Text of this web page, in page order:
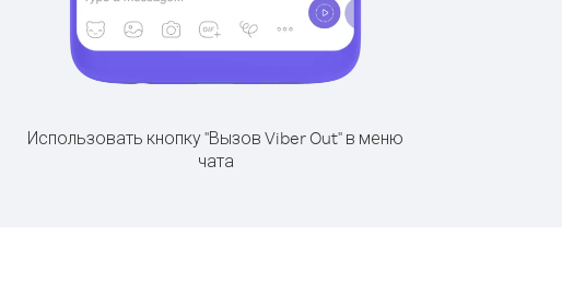
Использовать кнопку "Вызов Viber Out" в меню
чата